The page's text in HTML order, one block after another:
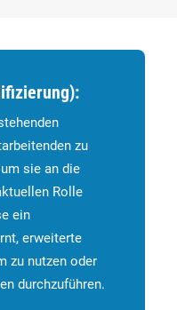
zu
sie an die
Rolle
ein
erweiterte
zu nutzen oder
durchzuführen.